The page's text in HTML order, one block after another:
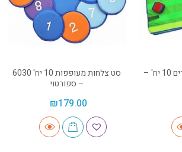
קטצ' בול ווסטים ו כדורים 10 יח' –
סט צלחות מעופפות 10 יח' 6030
– ספורטוי
₪179.00